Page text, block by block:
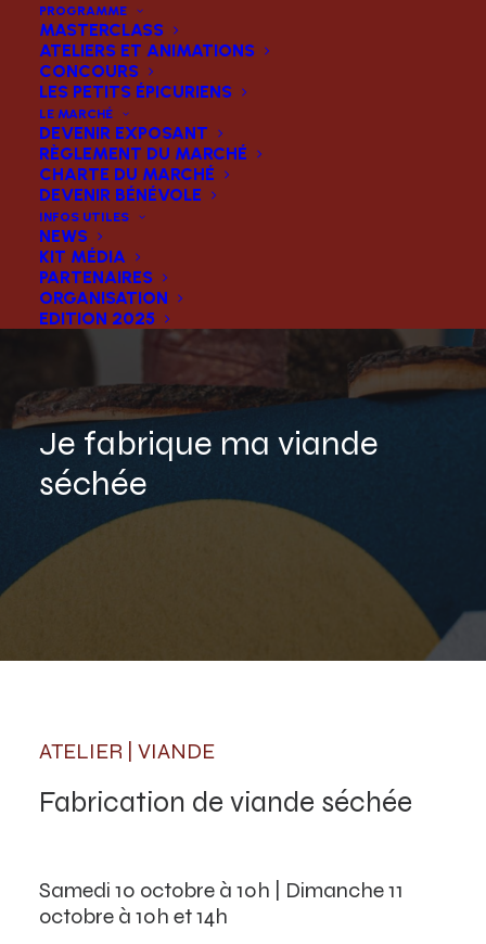
PROGRAMME
MASTERCLASS
ATELIERS ET ANIMATIONS
CONCOURS
LES PETITS ÉPICURIENS
LE MARCHÉ
DEVENIR EXPOSANT
RÈGLEMENT DU MARCHÉ
CHARTE DU MARCHÉ
DEVENIR BÉNÉVOLE
INFOS UTILES
NEWS
KIT MÉDIA
PARTENAIRES
ORGANISATION
EDITION 2025
Je fabrique ma viande
séchée
ATELIER | VIANDE
Fabrication de viande séchée
Samedi 10 octobre à 10h | Dimanche 11
octobre à 10h et 14h